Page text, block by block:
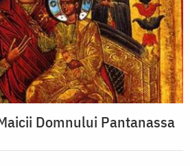
Domnului Pantanassa